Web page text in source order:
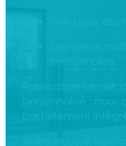
personnalisé : nous